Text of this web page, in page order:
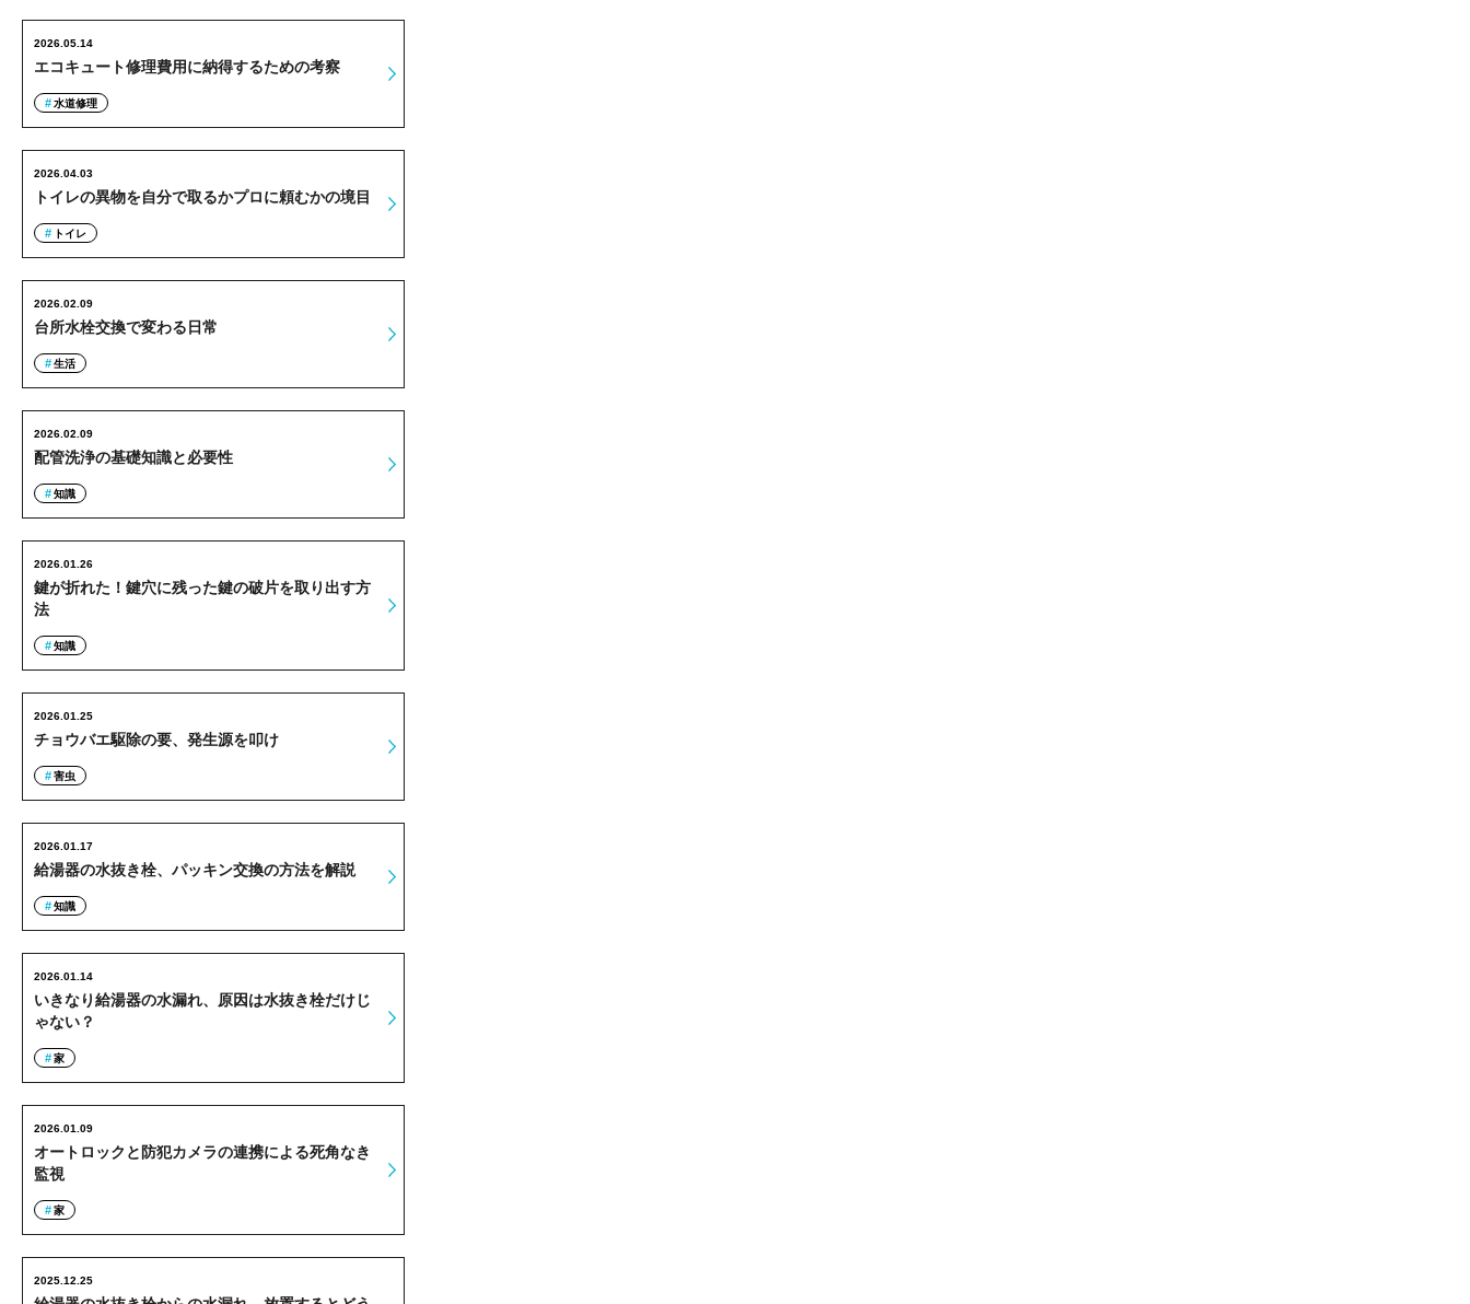
エコキュート修理費用に納得するための考察
2026.05.14
水道修理
トイレの異物を自分で取るかプロに頼むかの境目
2026.04.03
トイレ
台所水栓交換で変わる日常
2026.02.09
生活
配管洗浄の基礎知識と必要性
2026.02.09
知識
鍵が折れた！鍵穴に残った鍵の破片を取り出す方
法
2026.01.26
知識
チョウバエ駆除の要、発生源を叩け
2026.01.25
害虫
給湯器の水抜き栓、パッキン交換の方法を解説
2026.01.17
知識
いきなり給湯器の水漏れ、原因は水抜き栓だけじ
ゃない？
2026.01.14
家
オートロックと防犯カメラの連携による死角なき
監視
2026.01.09
家
2025.12.25